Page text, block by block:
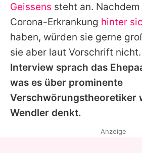
Utiq
Geissens steht an.
Corona-Erkrankung hinter
haben, würden sie gerne
sie aber laut Vorschrift nicht.
Interview sprach das
was es über prominente
Verschwörungstheoretiker
Wendler denkt.
Anzeige